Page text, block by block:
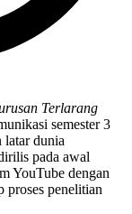
Terlarang
semester 3
dunia
pada awal
YouTube dengan
proses penelitian